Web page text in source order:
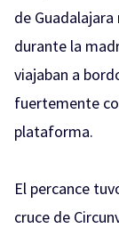
de
durante la
viajaban a
fuertemente
plataforma.
El percance
cruce de